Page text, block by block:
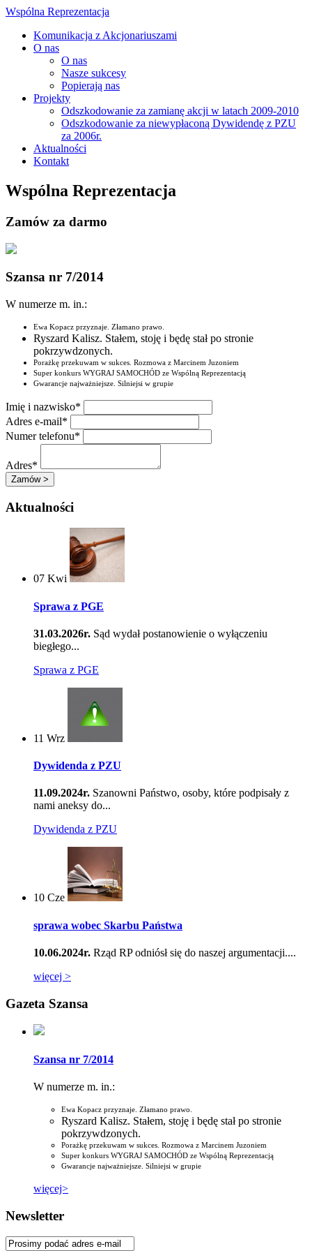
Wspólna Reprezentacja
Komunikacja z Akcjonariuszami
O nas
O nas
Nasze sukcesy
Popierają nas
Projekty
Odszkodowanie za zamianę akcji w latach 2009-2010
Odszkodowanie za niewypłaconą Dywidendę z PZU
za 2006r.
Aktualności
Kontakt
Wspólna Reprezentacja
Zamów za darmo
Szansa nr 7/2014
W numerze m. in.:
Ewa Kopacz przyznaje. Złamano prawo.
Ryszard Kalisz. Stałem, stoję i będę stał po stronie
pokrzywdzonych.
Porażkę przekuwam w sukces. Rozmowa z Marcinem Juzoniem
Super konkurs WYGRAJ SAMOCHÓD ze Wspólną Reprezentacją
Gwarancje najważniejsze. Silniejsi w grupie
Imię i nazwisko*
Adres e-mail*
Numer telefonu*
Adres*
Aktualności
07 Kwi
Sprawa z PGE
31.03.2026r. Sąd wydał postanowienie o wyłączeniu
biegłego...
Sprawa z PGE
11 Wrz
Dywidenda z PZU
11.09.2024r. Szanowni Państwo, osoby, które podpisały z
nami aneksy do...
Dywidenda z PZU
10 Cze
sprawa wobec Skarbu Państwa
10.06.2024r. Rząd RP odniósł się do naszej argumentacji....
więcej >
Gazeta Szansa
Szansa nr 7/2014
W numerze m. in.:
Ewa Kopacz przyznaje. Złamano prawo.
Ryszard Kalisz. Stałem, stoję i będę stał po stronie
pokrzywdzonych.
Porażkę przekuwam w sukces. Rozmowa z Marcinem Juzoniem
Super konkurs WYGRAJ SAMOCHÓD ze Wspólną Reprezentacją
Gwarancje najważniejsze. Silniejsi w grupie
więcej>
Newsletter